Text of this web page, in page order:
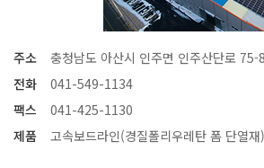
주소
충청남도 아산시 인주면 인주산단로 75-
전화
041-549-1134
팩스
041-425-1130
제품
고속보드라인(경질폴리우레탄 폼 단열